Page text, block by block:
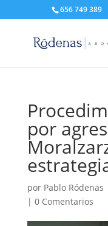
656 749 389
por
por Pablo Ródenas
| 0 Comentarios